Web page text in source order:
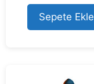
t
o
f
5
Sepete Ekle